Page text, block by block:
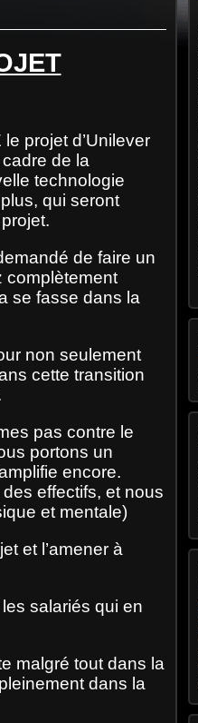
projet d’Unilever
cadre de la
technologie
qui seront
de faire un
complètement
se fasse dans la
non seulement
cette transition
pas contre le
portons un
encore.
effectifs, et nous
et mentale)
et l’amener à
salariés qui en
malgré tout dans la
dans la